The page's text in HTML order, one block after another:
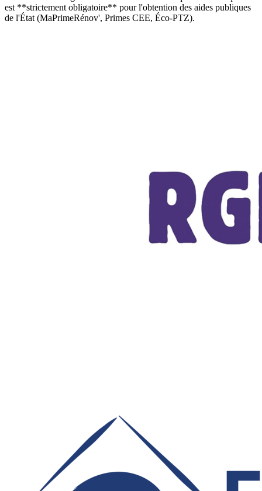
est **strictement obligatoire** pour l'obtention des aides publiques
de l'État (MaPrimeRénov', Primes CEE, Éco-PTZ).